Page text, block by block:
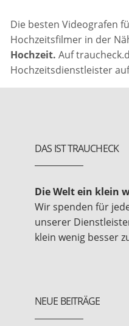
Die besten Videografen
Hochzeitsfilmer in der
Hochzeit.Auf
Hochzeitsdienstleister
DAS IST TRAUCHECK
Die Welt ein klein
Wir spenden für
unserer
klein wenig besser
NEUE BEITRÄGE